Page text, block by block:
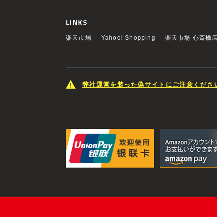
LINKS
楽天市場 Yahoo! Shopping 楽天市場 心斎橋
弊社運営を装った偽サイトにご注意くださ